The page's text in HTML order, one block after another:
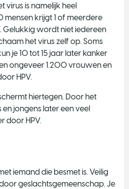
virus is namelijk heel
mensen krijgt 1 of meerdere
Gelukkig wordt niet iedereen
het virus zelf op. Soms
je 10 tot 15 jaar later kanker
ongeveer 1.200 vrouwen en
HPV.
hiertegen. Door het
jongens later een veel
door HPV.
iemand die besmet is. Veilig
geslachtsgemeenschap. Je